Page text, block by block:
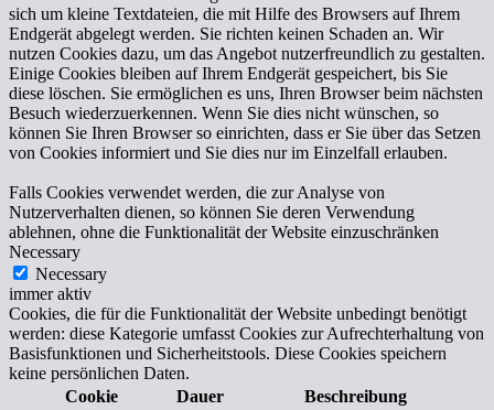
sich um kleine Textdateien, die mit Hilfe des Browsers auf Ihrem
Endgerät abgelegt werden. Sie richten keinen Schaden an. Wir
nutzen Cookies dazu, um das Angebot nutzerfreundlich zu gestalten.
Einige Cookies bleiben auf Ihrem Endgerät gespeichert, bis Sie
diese löschen. Sie ermöglichen es uns, Ihren Browser beim nächsten
Besuch wiederzuerkennen. Wenn Sie dies nicht wünschen, so
können Sie Ihren Browser so einrichten, dass er Sie über das Setzen
von Cookies informiert und Sie dies nur im Einzelfall erlauben.
Falls Cookies verwendet werden, die zur Analyse von
Nutzerverhalten dienen, so können Sie deren Verwendung
ablehnen, ohne die Funktionalität der Website einzuschränken
Necessary
Necessary
immer aktiv
Cookies, die für die Funktionalität der Website unbedingt benötigt
werden: diese Kategorie umfasst Cookies zur Aufrechterhaltung von
Basisfunktionen und Sicherheitstools. Diese Cookies speichern
keine persönlichen Daten.
Cookie
Dauer Beschreibung